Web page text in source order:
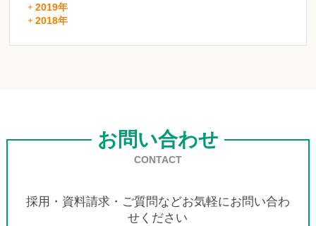
2019年
2018年
お問い合わせ
CONTACT
採用・資料請求・ご質問などお気軽にお問い合わ
せください